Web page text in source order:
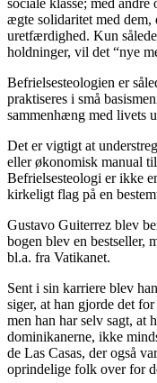
sociale klasse; med
ægte solidaritet med dem,
uretfærdighed. Kun
holdninger, vil det “nye
Befrielsesteologien er
praktiseres i små
sammenhæng med livets
Det er vigtigt at
eller økonomisk manual
Befrielsesteologi er ikke
kirkeligt flag på en
Gustavo Guiterrez blev
bogen blev en bestseller,
bl.a. fra Vatikanet.
Sent i sin karriere blev
siger, at han gjorde det
men han har selv sagt, at
dominikanerne, ikke
de Las Casas, der også
oprindelige folk over for